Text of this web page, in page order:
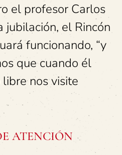
el profesor Carlos
jubilación, el Rincón
funcionando, “y
que cuando él
nos visite
ATENCIÓN